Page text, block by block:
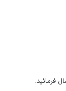
فرمائید.